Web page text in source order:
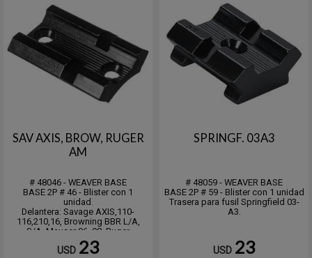
SAV AXIS, BROW, RUGER
AM
# 48046 - WEAVER BASE
BASE 2P # 46 - Blister con 1
unidad.
Delantera: Savage AXIS,110-
116,210,16, Browning BBR L/A,
S/A, Mauser 96, 98, Ruger
American, Winchester 52, 54, 670,
770, Marlin XL7, XS7, X7
USD 23
SPRINGF. 03A3
# 48059 - WEAVER BASE
BASE 2P # 59 - Blister con 1 unidad
Trasera para fusil Springfield 03-
A3.
USD 23